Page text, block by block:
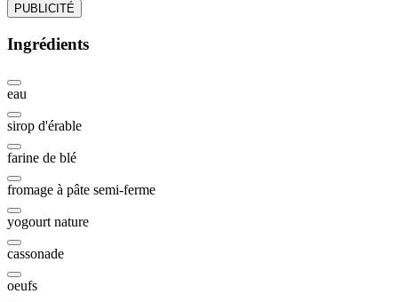
PUBLICITÉ
Ingrédients
eau
sirop d'érable
farine de blé
fromage à pâte semi-ferme
yogourt nature
cassonade
oeufs